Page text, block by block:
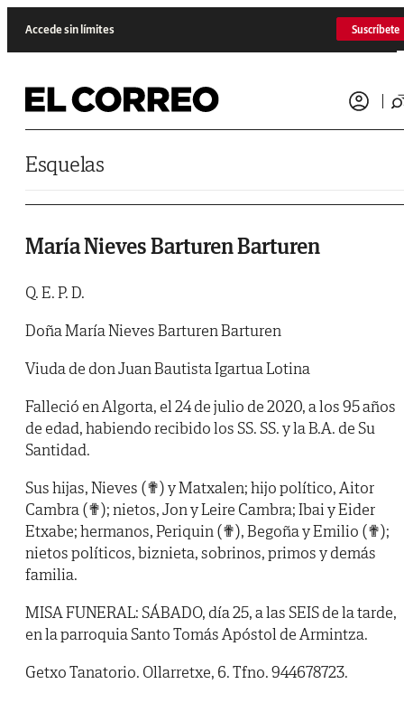
Accede sin límites Suscríbete
Esquelas
María Nieves Barturen Barturen
Q. E. P. D.
Doña María Nieves Barturen Barturen
Viuda de don Juan Bautista Igartua Lotina
Falleció en Algorta, el 24 de julio de 2020, a los 95 años
de edad, habiendo recibido los SS. SS. y la B.A. de Su
Santidad.
Sus hijas, Nieves (✟) y Matxalen; hijo político, Aitor
Cambra (✟); nietos, Jon y Leire Cambra; Ibai y Eider
Etxabe; hermanos, Periquin (✟), Begoña y Emilio (✟);
nietos políticos, biznieta, sobrinos, primos y demás
familia.
MISA FUNERAL: SÁBADO, día 25, a las SEIS de la tarde,
en la parroquia Santo Tomás Apóstol de Armintza.
Getxo Tanatorio. Ollarretxe, 6. Tfno. 944678723.